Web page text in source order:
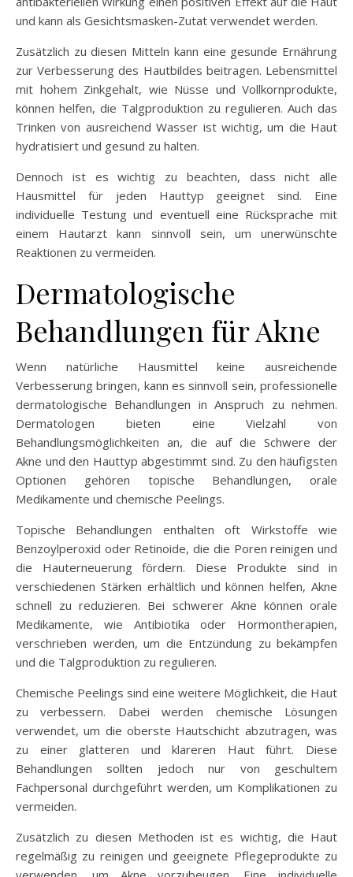
und kann als Gesichtsmasken-Zutat verwendet werden.
Zusätzlich zu diesen Mitteln kann eine gesunde Ernährung
zur Verbesserung des Hautbildes beitragen. Lebensmittel
mit hohem Zinkgehalt, wie Nüsse und Vollkornprodukte,
können helfen, die Talgproduktion zu regulieren. Auch das
Trinken von ausreichend Wasser ist wichtig, um die Haut
hydratisiert und gesund zu halten.
Dennoch ist es wichtig zu beachten, dass nicht alle
Hausmittel für jeden Hauttyp geeignet sind. Eine
individuelle Testung und eventuell eine Rücksprache mit
einem Hautarzt kann sinnvoll sein, um unerwünschte
Reaktionen zu vermeiden.
Dermatologische
Behandlungen für Akne
Wenn natürliche Hausmittel keine ausreichende
Verbesserung bringen, kann es sinnvoll sein, professionelle
dermatologische Behandlungen in Anspruch zu nehmen.
Dermatologen bieten eine Vielzahl von
Behandlungsmöglichkeiten an, die auf die Schwere der
Akne und den Hauttyp abgestimmt sind. Zu den häufigsten
Optionen gehören topische Behandlungen, orale
Medikamente und chemische Peelings.
Topische Behandlungen enthalten oft Wirkstoffe wie
Benzoylperoxid oder Retinoide, die die Poren reinigen und
die Hauterneuerung fördern. Diese Produkte sind in
verschiedenen Stärken erhältlich und können helfen, Akne
schnell zu reduzieren. Bei schwerer Akne können orale
Medikamente, wie Antibiotika oder Hormontherapien,
verschrieben werden, um die Entzündung zu bekämpfen
und die Talgproduktion zu regulieren.
Chemische Peelings sind eine weitere Möglichkeit, die Haut
zu verbessern. Dabei werden chemische Lösungen
verwendet, um die oberste Hautschicht abzutragen, was
zu einer glatteren und klareren Haut führt. Diese
Behandlungen sollten jedoch nur von geschultem
Fachpersonal durchgeführt werden, um Komplikationen zu
vermeiden.
Zusätzlich zu diesen Methoden ist es wichtig, die Haut
regelmäßig zu reinigen und geeignete Pflegeprodukte zu